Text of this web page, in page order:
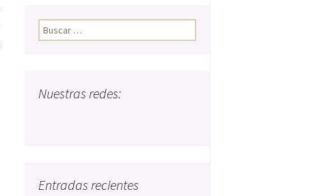
Buscar:
Nuestras redes:
Entradas recientes